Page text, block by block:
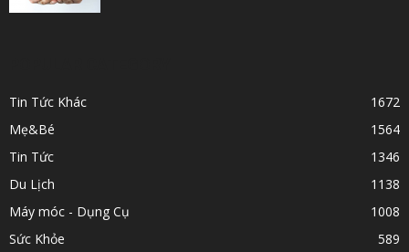
Tin Tức Khác
1672
Mẹ&Bé
1564
Tin Tức
1346
Du Lịch
1138
Máy móc - Dụng Cụ
1008
Sức Khỏe
589